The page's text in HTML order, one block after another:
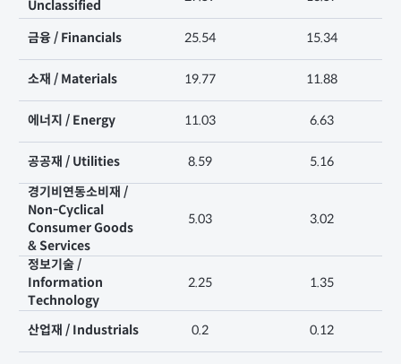
Unclassified
금융 / Financials 25.54 15.34
소재 / Materials 19.77 11.88
에너지 / Energy 11.03 6.63
공공재 / Utilities 8.59
5.16
경기비연동소비재 /
Non-Cyclical
Consumer Goods
& Services
5.03 3.02
정보기술 /
Information
Technology
2.25 1.35
산업재 / Industrials 0.2 0.12